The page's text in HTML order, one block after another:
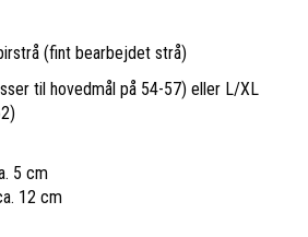
(fint bearbejdet strå)
til hovedmål på 54-57) eller L/XL
5 cm
12 cm